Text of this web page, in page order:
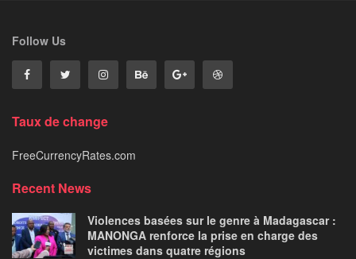
Follow Us
Taux de change
FreeCurrencyRates.com
Recent News
Violences basées sur le genre à Madagascar :
MANONGA renforce la prise en charge des
victimes dans quatre régions